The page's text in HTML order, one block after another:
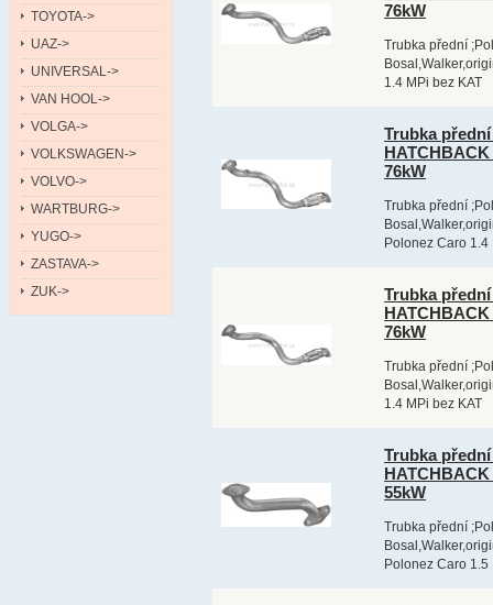
TOYOTA->
UAZ->
UNIVERSAL->
VAN HOOL->
VOLGA->
VOLKSWAGEN->
VOLVO->
WARTBURG->
YUGO->
ZASTAVA->
ZUK->
76kW
Trubka přední
1.4 MPi bez KAT
Trubka
HATCHBACK
76kW
Trubka přední
Polonez Caro 1.4
Trubka
HATCHBACK
76kW
Trubka přední
1.4 MPi bez KAT
Trubka
HATCHBACK
55kW
Trubka přední
Polonez Caro 1.5